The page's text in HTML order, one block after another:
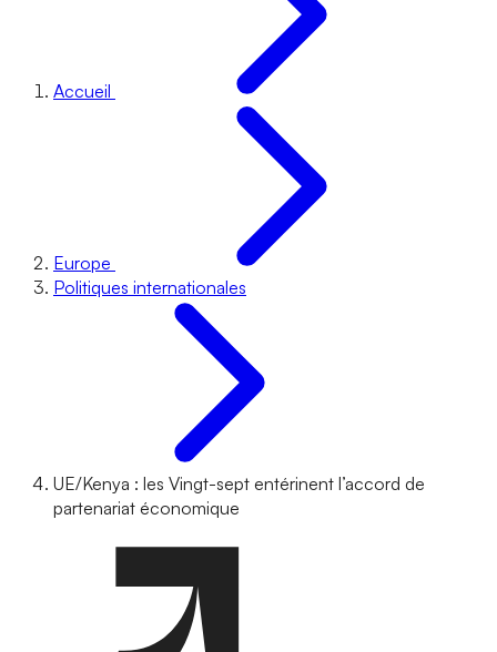
Accueil
Europe
Politiques internationales
UE/Kenya : les Vingt-sept entérinent l’accord de
partenariat économique